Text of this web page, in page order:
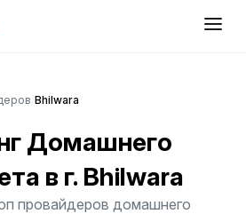
Bhilwara
Домашнего
в г. Bhilwara
провайдеров домашнего